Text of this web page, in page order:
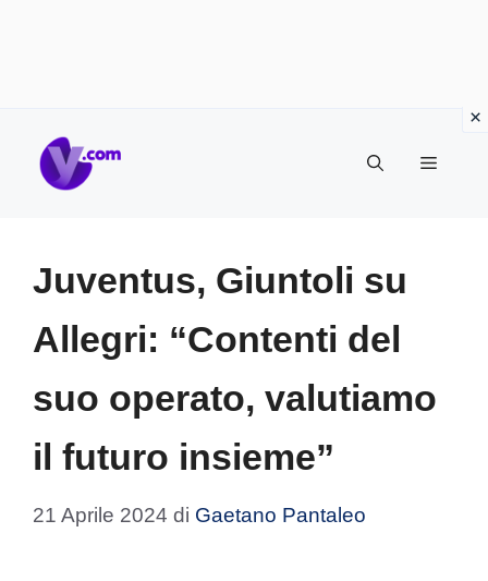
Menu
Juventus, Giuntoli su
Allegri: “Contenti del
suo operato, valutiamo
il futuro insieme”
21 Aprile 2024 di Gaetano Pantaleo